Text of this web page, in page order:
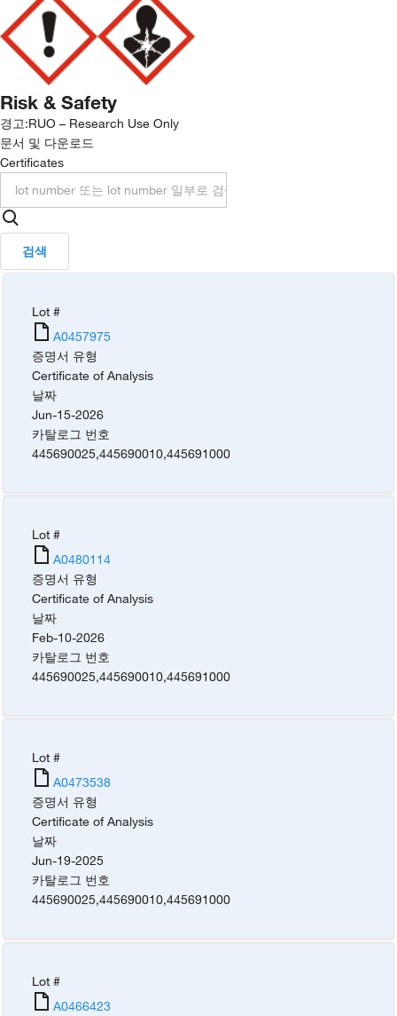
Risk & Safety
경고:RUO – Research Use Only
문서 및 다운로드
Certificates
검색
Lot #
A0457975
증명서 유형
Certificate of Analysis
날짜
Jun-15-2026
카탈로그 번호
445690025,445690010,445691000
Lot #
A0480114
증명서 유형
Certificate of Analysis
날짜
Feb-10-2026
카탈로그 번호
445690025,445690010,445691000
Lot #
A0473538
증명서 유형
Certificate of Analysis
날짜
Jun-19-2025
카탈로그 번호
445690025,445690010,445691000
Lot #
A0466423